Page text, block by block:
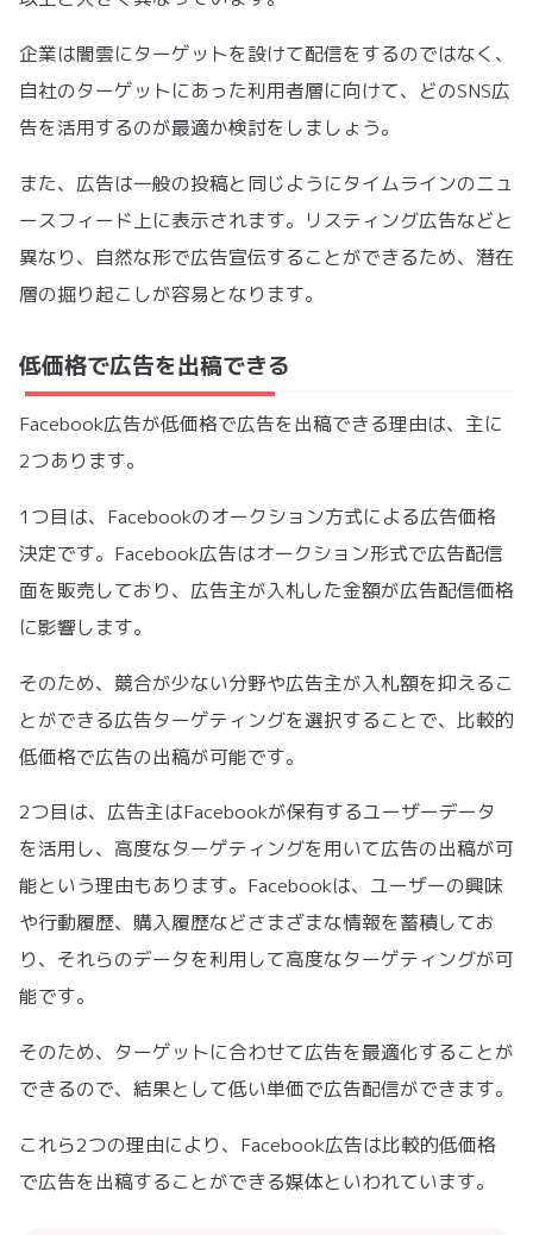
企業は闇雲にターゲットを設けて配信をするのではなく、
自社のターゲットにあった利用者層に向けて、どのSNS広
告を活用するのが最適か検討をしましょう。
また、広告は一般の投稿と同じようにタイムラインのニュ
ースフィード上に表示されます。リスティング広告などと
異なり、自然な形で広告宣伝することができるため、潜在
層の掘り起こしが容易となります。
低価格で広告を出稿できる
Facebook広告が低価格で広告を出稿できる理由は、主に
2つあります。
1つ目は、Facebookのオークション方式による広告価格
決定です。Facebook広告はオークション形式で広告配信
面を販売しており、広告主が入札した金額が広告配信価格
に影響します。
そのため、競合が少ない分野や広告主が入札額を抑えるこ
とができる広告ターゲティングを選択することで、比較的
低価格で広告の出稿が可能です。
2つ目は、広告主はFacebookが保有するユーザーデータ
を活用し、高度なターゲティングを用いて広告の出稿が可
能という理由もあります。Facebookは、ユーザーの興味
や行動履歴、購入履歴などさまざまな情報を蓄積してお
り、それらのデータを利用して高度なターゲティングが可
能です。
そのため、ターゲットに合わせて広告を最適化することが
できるので、結果として低い単価で広告配信ができます。
これら2つの理由により、Facebook広告は比較的低価格
で広告を出稿することができる媒体といわれています。